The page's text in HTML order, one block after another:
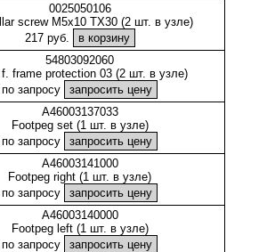
0025050106
screw M5x10 TX30 (2 шт. в узле)
217 руб.
54803092060
f. frame protection 03 (2 шт. в узле)
по запросу
A46003137033
Footpeg set (1 шт. в узле)
по запросу
A46003141000
Footpeg right (1 шт. в узле)
по запросу
A46003140000
Footpeg left (1 шт. в узле)
по запросу